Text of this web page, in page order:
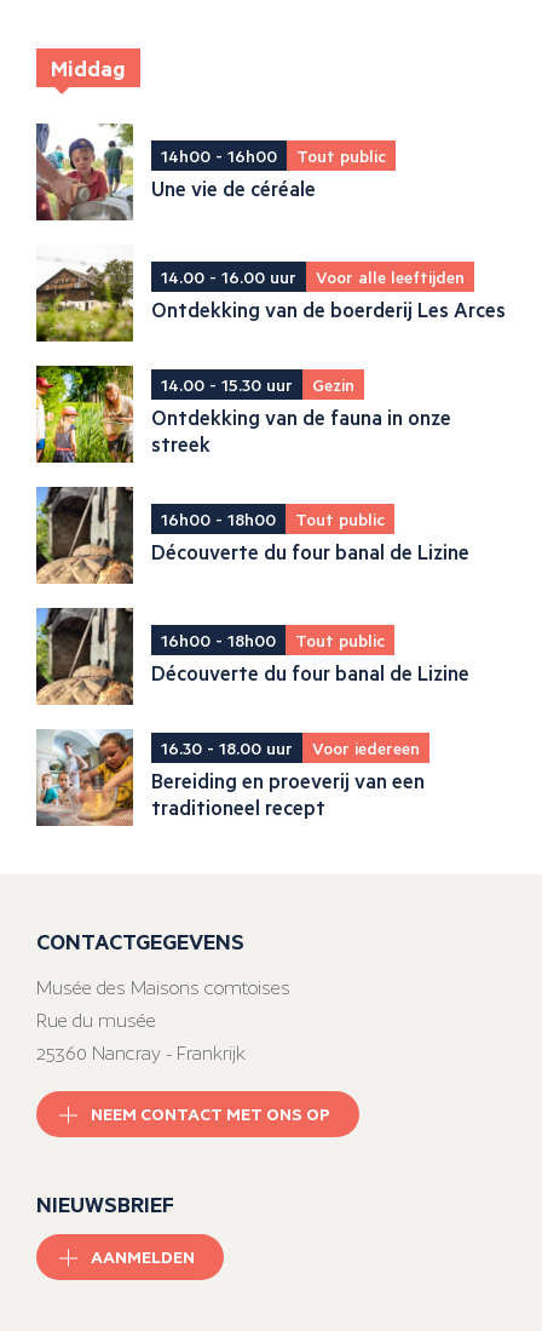
Middag
14h00 - 16h00 Tout public
Une vie de céréale
14.00 - 16.00 uur Voor alle leeftijden
Ontdekking van de boerderij Les Arces
14.00 - 15.30 uur Gezin
Ontdekking van de fauna in onze
streek
16h00 - 18h00 Tout public
Découverte du four banal de Lizine
16h00 - 18h00 Tout public
Découverte du four banal de Lizine
16.30 - 18.00 uur Voor iedereen
Bereiding en proeverij van een
traditioneel recept
CONTACTGEGEVENS
Musée des Maisons comtoises
Rue du musée
25360 Nancray - Frankrijk
NEEM CONTACT MET ONS OP
NIEUWSBRIEF
AANMELDEN